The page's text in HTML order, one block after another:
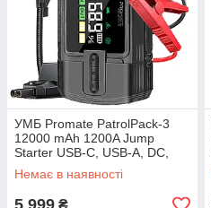
УМБ Promate PatrolPack-3
12000 mAh 1200A Jump
Starter USB-С, USB-А, DC,
LED Black (patrolpack-3)
Немає в наявності
5 999 ₴